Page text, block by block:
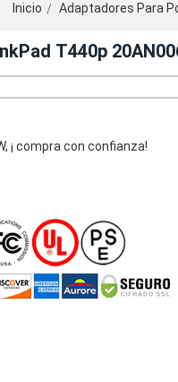
Inicio Adaptadores Para
T440p
¡ compra con confianza!